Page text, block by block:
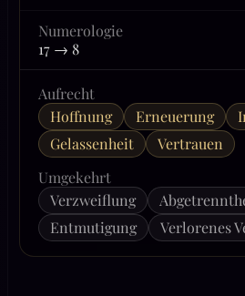
Numerologie
17 → 8
Aufrecht
Hoffnung
Erneuerung
Gelassenheit
Vertrauen
Umgekehrt
Verzweiflung
Entmutigung
Verlorenes